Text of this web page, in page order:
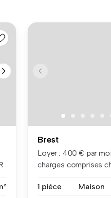
Brest
Loyer : 400 € par
charges comprises
1 pièce
Maison